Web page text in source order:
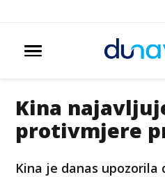
Kina
protivmjere
Kina je danas upozorila